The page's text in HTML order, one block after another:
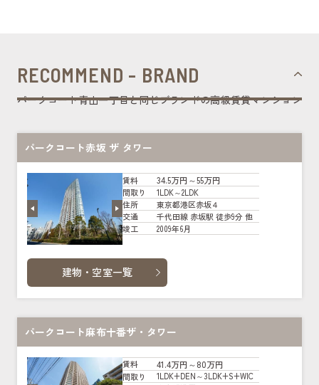
RECOMMEND - BRAND
パークコート青山一丁目と同じブランドの高級賃貸マンション
パークコート赤坂 ザ タワー
賃料 34.5万円～55万円
間取り
1LDK～2LDK
住所
東京都港区赤坂４
交通
千代田線 赤坂駅 徒歩9分 他
竣工
2009年6月
建物・空室一覧
パークコート麻布十番ザ・タワー
賃料 41.4万円～80万円
間取り
1LDK+DEN～3LDK+S+WIC